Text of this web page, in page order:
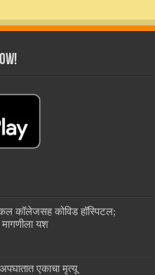
कॉलेजसह कोविड हॉस्पिटल;
मागणीला यश
एकाचा मृत्यू